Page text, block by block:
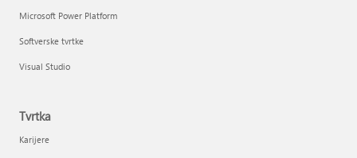
Microsoft Power Platform
Softverske tvrtke
Visual Studio
Tvrtka
Karijere